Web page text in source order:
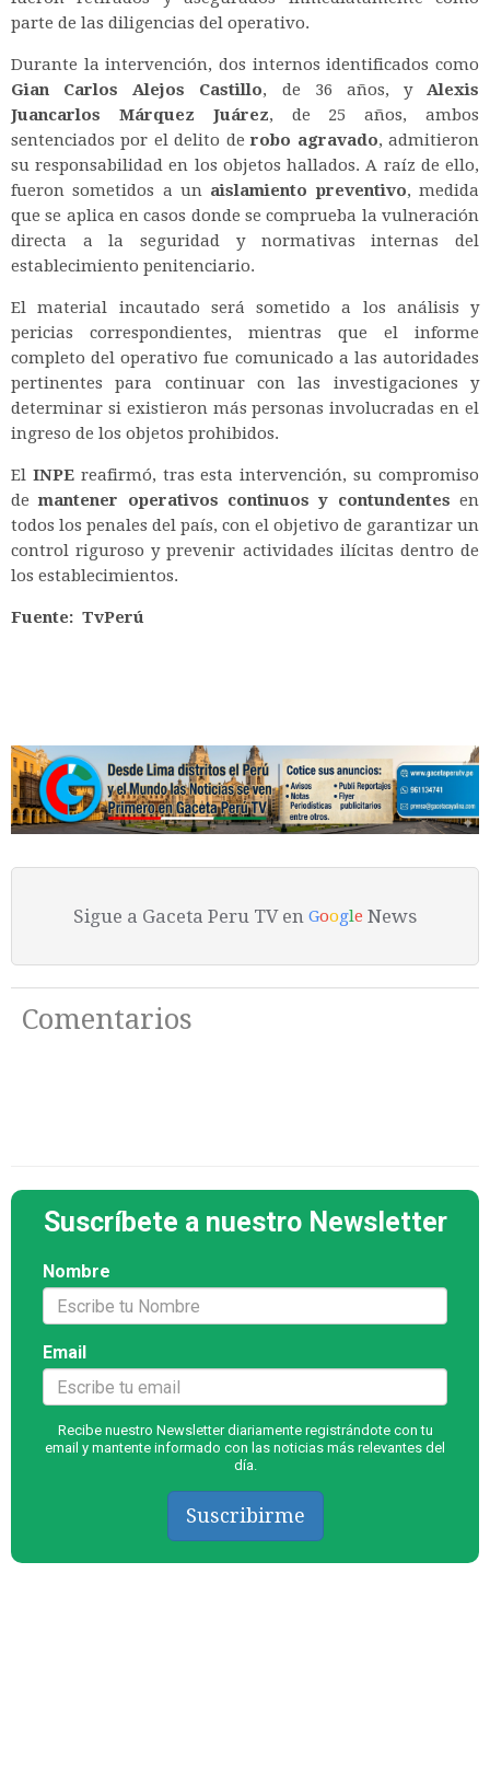
parte de las diligencias del operativo.
Durante la intervención, dos internos identificados como
Gian Carlos Alejos Castillo, de 36 años, y Alexis
Juancarlos Márquez Juárez, de 25 años, ambos
sentenciados por el delito derobo agravado, admitieron
su responsabilidad en los objetos hallados. A raíz de ello,
fueron sometidos a un aislamiento preventivo, medida
que se aplica en casos donde se comprueba la vulneración
directa a la seguridad y normativas internas del
establecimiento penitenciario.
El material incautado será sometido a los análisis y
pericias correspondientes, mientras que el informe
completo del operativo fue comunicado a las autoridades
pertinentes para continuar con las investigaciones y
determinar si existieron más personas involucradas en el
ingreso de los objetos prohibidos.
El INPEreafirmó, tras esta intervención, su compromiso
demantener operativos continuos y contundentes en
todos los penales del país, con el objetivo de garantizar un
control riguroso y prevenir actividades ilícitas dentro de
los establecimientos.
Fuente: TvPerú
Sigue a Gaceta Peru TV en Google News
Comentarios
Suscríbete a nuestro Newsletter
Nombre
Email
Recibe nuestro Newsletter diariamente registrándote con tu
email y mantente informado con las noticias más relevantes del
día.
Suscribirme